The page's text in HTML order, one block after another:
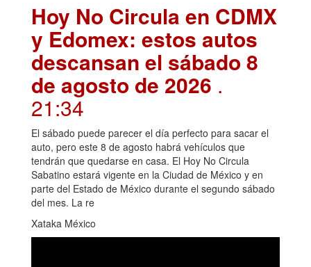
Hoy No Circula en CDMX
y Edomex: estos autos
descansan el sábado 8
de agosto de 2026 .
21:34
El sábado puede parecer el día perfecto para sacar el
auto, pero este 8 de agosto habrá vehículos que
tendrán que quedarse en casa. El Hoy No Circula
Sabatino estará vigente en la Ciudad de México y en
parte del Estado de México durante el segundo sábado
del mes. La re
Xataka México